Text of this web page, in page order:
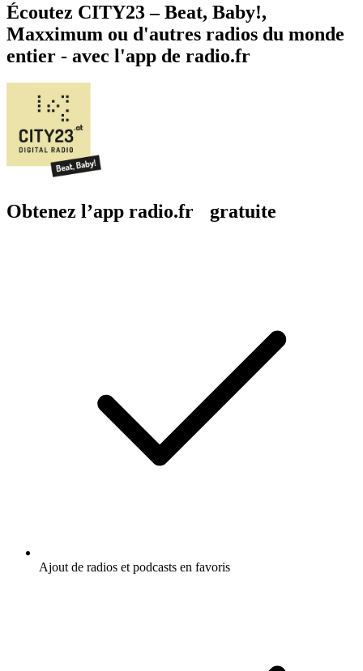
Écoutez CITY23 – Beat, Baby!,
Maxximum ou d'autres radios du monde
entier - avec l'app de radio.fr
Obtenez l’app radio.fr gratuite
Ajout de radios et podcasts en favoris